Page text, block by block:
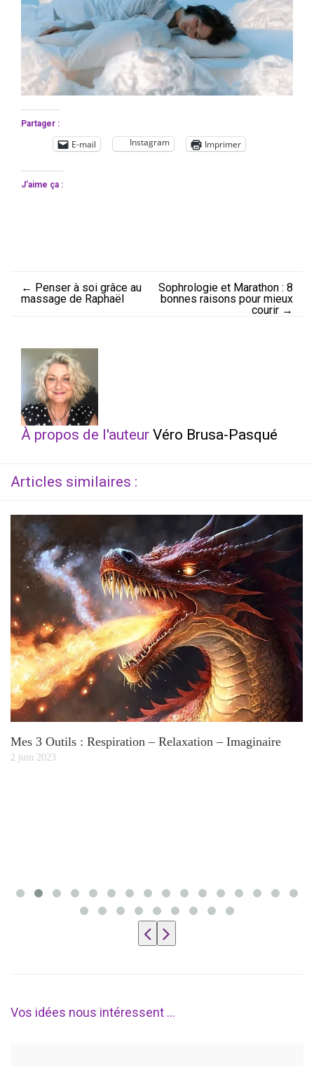
Partager :
E-mail Instagram Imprimer
J’aime ça :
← Penser à soi grâce au
massage de Raphaël
Sophrologie et Marathon : 8
bonnes raisons pour mieux
courir →
À propos de l'auteur Véro Brusa-Pasqué
Articles similaires :
Mes 3 Outils : Respiration – Relaxation – Imaginaire
2 juin 2023
Vos idées nous intéressent ...